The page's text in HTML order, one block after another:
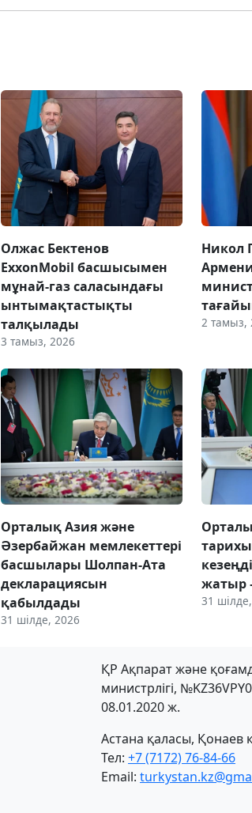
Олжас Бектенов
ExxonMobil басшысымен
мұнай-газ саласындағы
ынтымақтастықты
талқылады
3 тамыз, 2026
Никол
2 тамыз,
Орталық Азия және
Әзербайжан мемлекеттері
басшылары Шолпан-Ата
декларациясын
қабылдады
31 шілде, 2026
жатыр
31
ҚР Ақпарат және
министрлігі,
08.01.2020 ж.
Астана қаласы, Қонаев
Тел: +7 (7172) 76-84-66
Email: